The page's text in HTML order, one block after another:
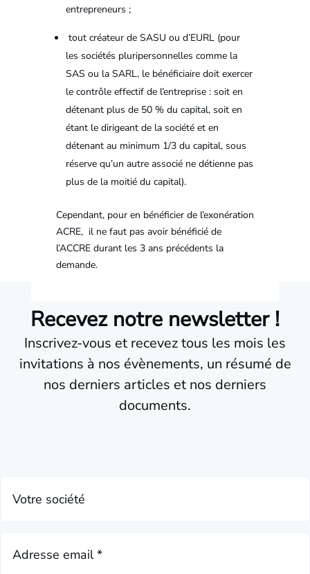
entrepreneurs ;
tout créateur de SASU ou d’EURL (pour
les sociétés pluripersonnelles comme la
SAS ou la SARL, le bénéficiaire doit exercer
le contrôle effectif de l’entreprise : soit en
détenant plus de 50 % du capital, soit en
étant le dirigeant de la société et en
détenant au minimum 1/3 du capital, sous
réserve qu’un autre associé ne détienne pas
plus de la moitié du capital).
Cependant, pour en bénéficier de l’exonération
ACRE, il ne faut pas avoir bénéficié de
l’ACCRE durant les 3 ans précédents la
demande.
Recevez notre newsletter !
Inscrivez-vous et recevez tous les mois les
invitations à nos évènements, un résumé de
nos derniers articles et nos derniers
documents.
Votre société
Adresse email *